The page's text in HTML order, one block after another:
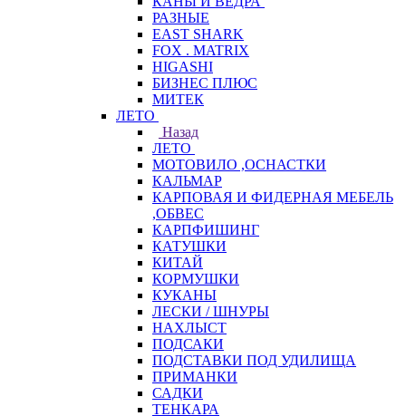
РАЗНЫЕ
EAST SHARK
FOX . MATRIX
HIGASHI
БИЗНЕС ПЛЮС
МИТЕК
ЛЕТО
Назад
ЛЕТО
МОТОВИЛО ,ОСНАСТКИ
КАЛЬМАР
КАРПОВАЯ И ФИДЕРНАЯ МЕБЕЛЬ
,ОБВЕС
КАРПФИШИНГ
КАТУШКИ
КИТАЙ
КОРМУШКИ
КУКАНЫ
ЛЕСКИ / ШНУРЫ
НАХЛЫСТ
ПОДСАКИ
ПОДСТАВКИ ПОД УДИЛИЩА
ПРИМАНКИ
САДКИ
ТЕНКАРА